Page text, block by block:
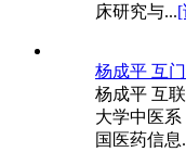
床研究与...[
杨成平 互
杨成平 互
大学中医
国医药信息